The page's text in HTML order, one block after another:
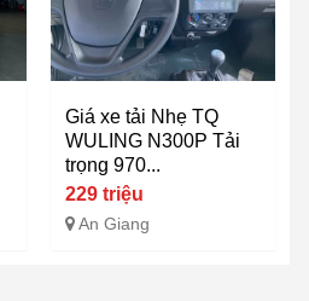
Giá xe tải Nhẹ TQ
WULING N300P Tải
trọng 970...
229 triệu
An Giang